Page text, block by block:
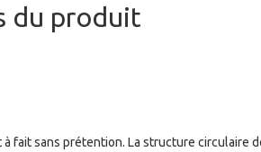
du produit
fait sans prétention. La structure circulaire